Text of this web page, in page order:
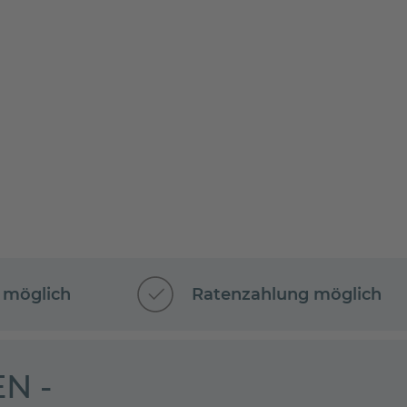
möglich Ratenzahlung möglich
-